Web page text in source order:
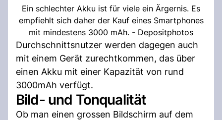
Ein schlechter Akku ist für viele ein Ärgernis. Es
empfiehlt sich daher der Kauf eines Smartphones
mit mindestens 3000 mAh. - Depositphotos
Durchschnittsnutzer werden dagegen auch
mit einem Gerät zurechtkommen, das über
einen Akku mit einer Kapazität von rund
3000mAh verfügt.
Bild- und Tonqualität
Ob man einen grossen Bildschirm auf dem